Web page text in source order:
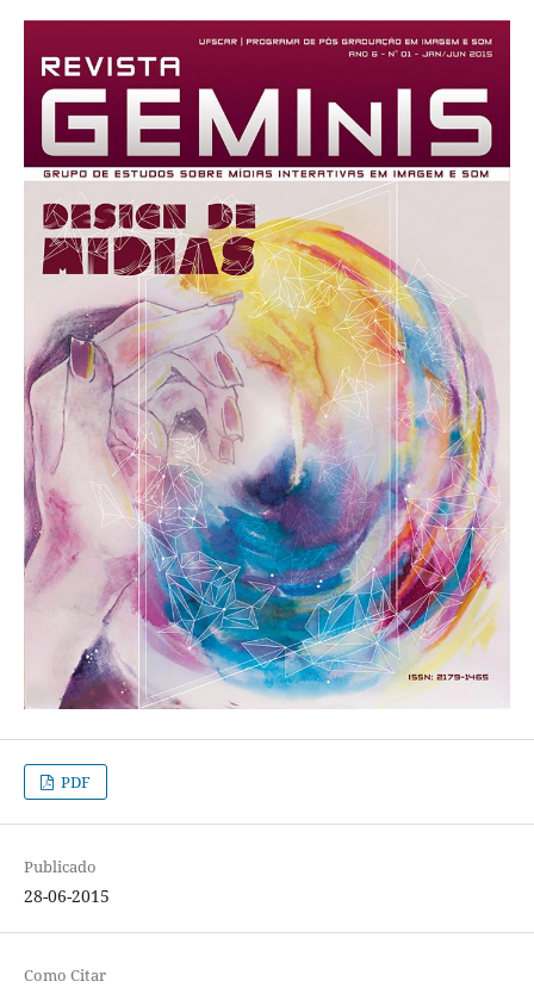
PDF
Publicado
28-06-2015
Como Citar